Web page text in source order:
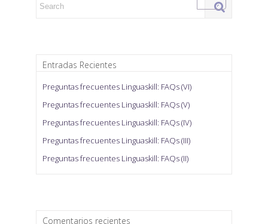
Entradas Recientes
Preguntas frecuentes Linguaskill: FAQs (VI)
Preguntas frecuentes Linguaskill: FAQs (V)
Preguntas frecuentes Linguaskill: FAQs (IV)
Preguntas frecuentes Linguaskill: FAQs (III)
Preguntas frecuentes Linguaskill: FAQs (II)
Comentarios recientes